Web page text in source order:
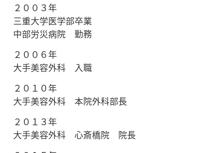
２００３年
三重大学医学部卒業
中部労災病院 勤務
２００６年
大手美容外科 入職
２０１０年
大手美容外科 本院外科部長
２０１３年
大手美容外科 心斎橋院 院長